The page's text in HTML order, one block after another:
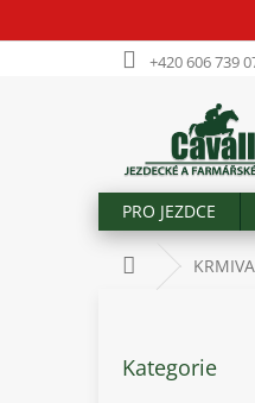
+420 606 739
PRO JEZDCE
Domů KRMIVA
kategorie
Kategorie